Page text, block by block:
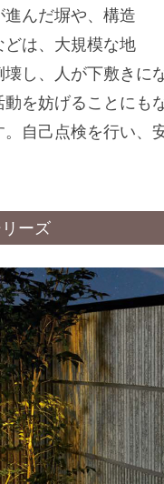
んだ塀や、構造
は、大規模な地
し、人が下敷きに
を妨げることにも
自己点検を行い、
ーズ